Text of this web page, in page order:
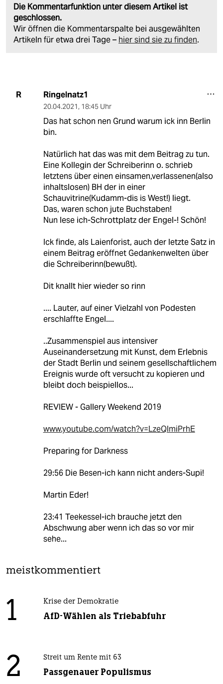
Die Kommentarfunktion unter diesem Artikel ist
geschlossen.
Wir öffnen die Kommentarspalte bei ausgewählten
Artikeln für etwa drei Tage – hier sind sie zu finden.
R Ringelnatz1
20.04.2021, 18:45 Uhr
Das hat schon nen Grund warum ick inn Berlin
bin.
Natürlich hat das was mit dem Beitrag zu tun.
Eine Kollegin der Schreiberinn o. schrieb
letztens über einen einsamen,verlassenen(also
inhaltslosen) BH der in einer
Schauvitrine(Kudamm-dis is West!) liegt.
Das, waren schon jute Buchstaben!
Nun lese ich-Schrottplatz der Engel-! Schön!
Ick finde, als Laienforist, auch der letzte Satz in
einem Beitrag eröffnet Gedankenwelten über
die Schreiberinn(bewußt).
Dit knallt hier wieder so rinn
.... Lauter, auf einer Vielzahl von Podesten
erschlaffte Engel....
..Zusammenspiel aus intensiver
Auseinandersetzung mit Kunst, dem Erlebnis
der Stadt Berlin und seinem gesellschaftlichem
Ereignis wurde oft versucht zu kopieren und
bleibt doch beispiellos...
REVIEW - Gallery Weekend 2019
www.youtube.com/watch?v=LzeQlmiPrhE
Preparing for Darkness
29:56 Die Besen-ich kann nicht anders-Supi!
Martin Eder!
23:41 Teekessel-ich brauche jetzt den
Abschwung aber wenn ich das so vor mir
sehe...
meistkommentiert
1 Krise der Demokratie
AfD-Wählen als Triebabfuhr
2 Streit um Rente mit 63
Passgenauer Populismus